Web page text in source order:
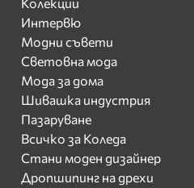
Интервю
Модни съвети
Световна мода
Мода за дома
Шивашка индустрия
Пазаруване
Всичко за Коледа
Стани моден дизайнер
Дропшипинг на дрехи